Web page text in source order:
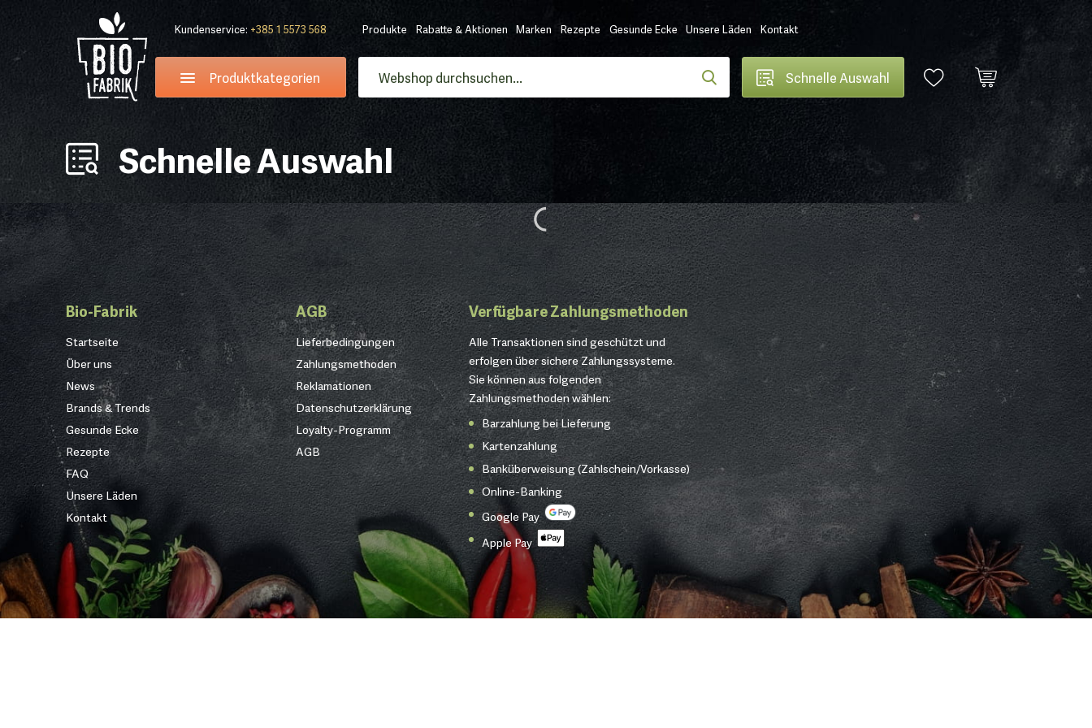
Kundenservice: +385 1 5573 568
Produktkategorien
Produkte Rabatte & Aktionen Marken Rezepte Gesunde Ecke Unsere Läden Kontakt
Schnelle Auswahl
Schnelle Auswahl
Bio-Fabrik
Startseite
Über uns
News
Brands & Trends
Gesunde Ecke
Rezepte
FAQ
Unsere Läden
Kontakt
AGB
Lieferbedingungen
Zahlungsmethoden
Reklamationen
Datenschutzerklärung
Loyalty-Programm
AGB
Verfügbare Zahlungsmethoden
Alle Transaktionen sind geschützt und
erfolgen über sichere Zahlungssysteme.
Sie können aus folgenden
Zahlungsmethoden wählen:
Barzahlung bei Lieferung
Kartenzahlung
Banküberweisung (Zahlschein/Vorkasse)
Online-Banking
Google Pay
Apple Pay